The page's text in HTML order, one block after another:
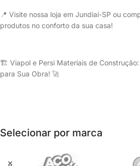
📍 Visite nossa loja em Jundiaí-SP ou
produtos no conforto da sua casa!
🏗️ Viapol e Persi Materiais de
para Sua Obra! 🚀
Selecionar por marca